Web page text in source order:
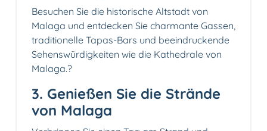
Besuchen Sie die historische Altstadt von
Malaga und entdecken Sie charmante Gassen,
traditionelle Tapas-Bars und beeindruckende
Sehenswürdigkeiten wie die Kathedrale von
Malaga.?️
3. Genießen Sie die Strände
von Malaga